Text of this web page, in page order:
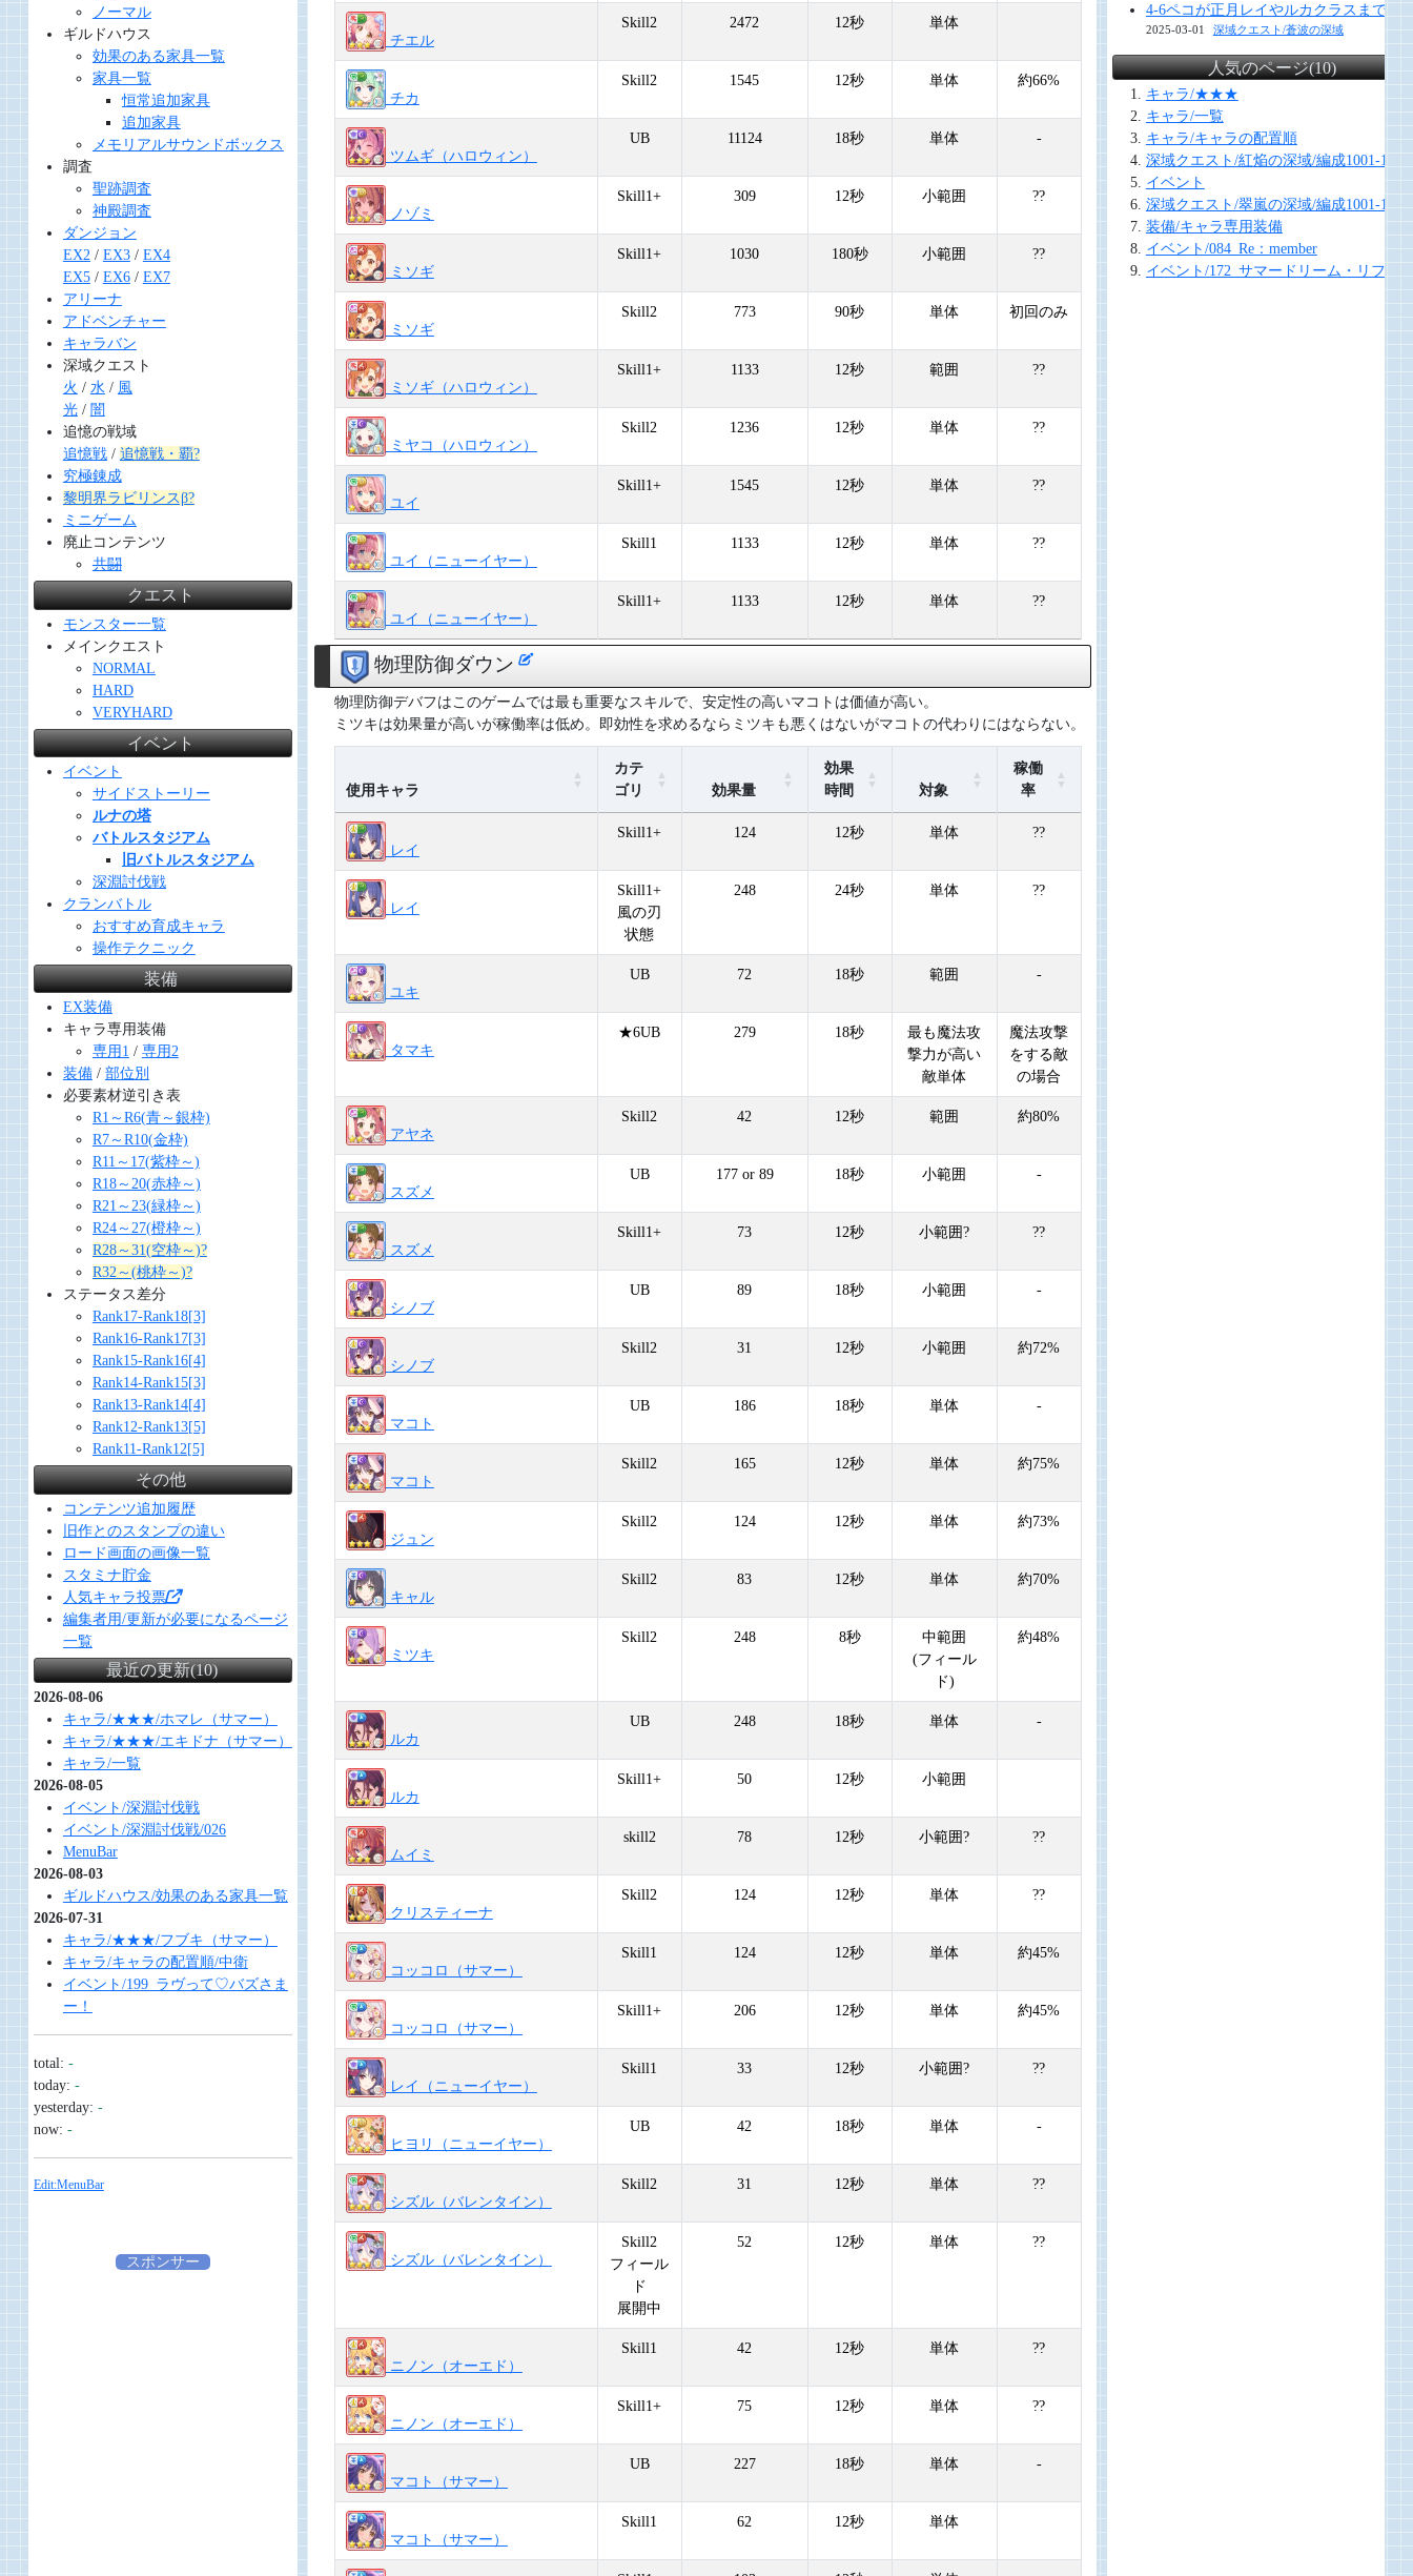
チエル
Skill2 2472 12秒 単体
チカ
Skill2 1545 12秒 単体 約66%
ツムギ（ハロウィン）
UB 11124 18秒 単体 -
ノゾミ
Skill1+ 309 12秒 小範囲 ??
ミソギ
Skill1+ 1030 180秒 小範囲 ??
ミソギ
Skill2 773 90秒 単体 初回のみ
ミソギ（ハロウィン）
Skill1+ 1133 12秒 範囲 ??
ミヤコ（ハロウィン）
Skill2 1236 12秒 単体 ??
ユイ
Skill1+ 1545 12秒 単体 ??
ユイ（ニューイヤー）
Skill1 1133 12秒 単体 ??
ユイ（ニューイヤー）
Skill1+ 1133 12秒 単体 ??
物理防御ダウン
物理防御デバフはこのゲームでは最も重要なスキルで、安定性の高いマコトは価値が高い。
ミツキは効果量が高いが稼働率は低め。即効性を求めるならミツキも悪くはないがマコトの代わりにはならない。
使用キャラ
カテ
ゴリ
効果量
効果
時間
対象
稼働
率
レイ
Skill1+ 124 12秒 単体 ??
レイ
Skill1+
風の刃
状態
248 24秒 単体 ??
ユキ
UB 72 18秒 範囲 -
タマキ
★6UB 279 18秒
最も魔法攻
撃力が高い
敵単体
魔法攻撃
をする敵
の場合
アヤネ
Skill2 42 12秒 範囲 約80%
スズメ
UB 177 or 89 18秒 小範囲 -
スズメ
Skill1+ 73 12秒 小範囲? ??
シノブ
UB 89 18秒 小範囲 -
シノブ
Skill2 31 12秒 小範囲 約72%
マコト
UB 186 18秒 単体 -
マコト
Skill2 165 12秒 単体 約75%
ジュン
Skill2 124 12秒 単体 約73%
キャル
Skill2 83 12秒 単体 約70%
ミツキ
Skill2 248 8秒
中範囲
(フィール
ド)
約48%
ルカ
UB 248 18秒 単体 -
ルカ
Skill1+ 50 12秒 小範囲
ムイミ
skill2 78 12秒 小範囲? ??
クリスティーナ
Skill2 124 12秒 単体 ??
コッコロ（サマー）
Skill1 124 12秒 単体 約45%
コッコロ（サマー）
Skill1+ 206 12秒 単体 約45%
レイ（ニューイヤー）
Skill1 33 12秒 小範囲? ??
ヒヨリ（ニューイヤー）
UB 42 18秒 単体 -
シズル（バレンタイン）
Skill2 31 12秒 単体 ??
シズル（バレンタイン）
Skill2
フィール
ド
展開中
52 12秒 単体 ??
ニノン（オーエド）
Skill1 42 12秒 単体 ??
ニノン（オーエド）
Skill1+ 75 12秒 単体 ??
マコト（サマー）
UB 227 18秒 単体 -
マコト（サマー）
Skill1 62 12秒 単体
ノーマル
ギルドハウス
効果のある家具一覧
家具一覧
恒常追加家具
追加家具
メモリアルサウンドボックス
調査
聖跡調査
神殿調査
ダンジョン
EX2/ EX3/ EX4
EX5/ EX6/ EX7
アリーナ
アドベンチャー
キャラバン
深域クエスト
火 / 水/ 風
光/ 闇
追憶の戦域
追憶戦/ 追憶戦・覇?
究極錬成
黎明界ラビリンスβ?
ミニゲーム
廃止コンテンツ
共闘
クエスト
モンスター一覧
メインクエスト
NORMAL
HARD
VERYHARD
イベント
イベント
サイドストーリー
ルナの塔
バトルスタジアム
旧バトルスタジアム
深淵討伐戦
クランバトル
おすすめ育成キャラ
操作テクニック
装備
EX装備
キャラ専用装備
専用1 / 専用2
装備/ 部位別
必要素材逆引き表
R1～R6(青～銀枠)
R7～R10(金枠)
R11～17(紫枠～)
R18～20(赤枠～)
R21～23(緑枠～)
R24～27(橙枠～)
R28～31(空枠～)?
R32～(桃枠～)?
ステータス差分
Rank17-Rank18[3]
Rank16-Rank17[3]
Rank15-Rank16[4]
Rank14-Rank15[3]
Rank13-Rank14[4]
Rank12-Rank13[5]
Rank11-Rank12[5]
その他
コンテンツ追加履歴
旧作とのスタンプの違い
ロード画面の画像一覧
スタミナ貯金
人気キャラ投票
編集者用/更新が必要になるページ
一覧
最近の更新(10)
2026-08-06
キャラ/★★★/ホマレ（サマー）
キャラ/★★★/エキドナ（サマー）
キャラ/一覧
2026-08-05
イベント/深淵討伐戦
イベント/深淵討伐戦/026
MenuBar
2026-08-03
ギルドハウス/効果のある家具一覧
2026-07-31
キャラ/★★★/フブキ（サマー）
キャラ/キャラの配置順/中衛
イベント/199_ラヴって♡バズさま
ー！
total: -
today: -
yesterday: -
now: -
Edit:MenuBar
スポンサー
4-6ペコが正月レイやルカクラスまでワ
2025-03-01 深域クエスト/蒼波の深域
人気のページ(10)
キャラ/★★★
キャラ/一覧
キャラ/キャラの配置順
深域クエスト/紅焔の深域/編成1001-1010
イベント
深域クエスト/翠嵐の深域/編成1001-1010
装備/キャラ専用装備
イベント/084_Re：member
イベント/172_サマードリーム・リフレ